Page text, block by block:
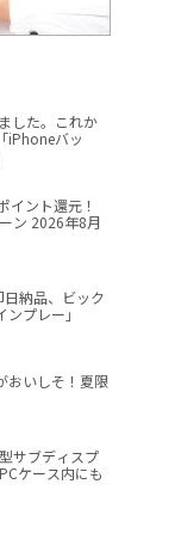
した。これか
iPhoneバッ
イント還元！
ン 2026年8月
納品、ビック
プレー」
おいしそ！夏限
サブディスプ
ケース内にも